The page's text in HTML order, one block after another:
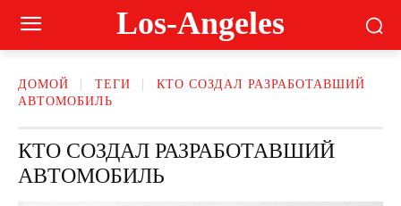
Los-Angeles
ДОМОЙ ТЕГИ
КТО СОЗДАЛ РАЗРАБОТАВШИЙ
АВТОМОБИЛЬ
КТО СОЗДАЛ РАЗРАБОТАВШИЙ
АВТОМОБИЛЬ